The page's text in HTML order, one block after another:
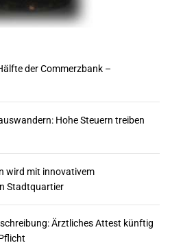
der Commerzbank –
Hohe Steuern treiben
wird mit innovativem
Stadtquartier
Ärztliches Attest künftig